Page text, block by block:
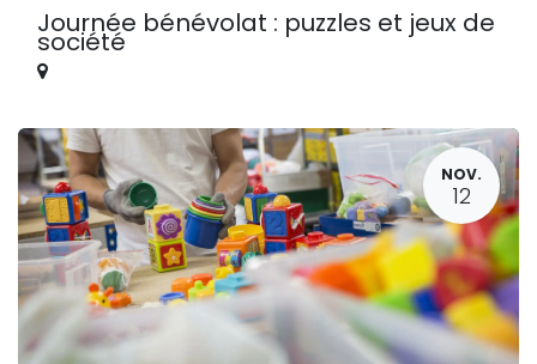
Journée bénévolat : puzzles et jeux de
société
NOV.
12